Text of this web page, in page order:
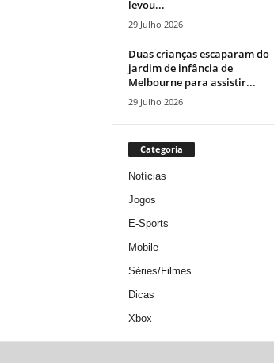
levou...
29 Julho 2026
Duas crianças escaparam do
jardim de infância de
Melbourne para assistir...
29 Julho 2026
Categoria
Notícias
Jogos
E-Sports
Mobile
Séries/Filmes
Dicas
Xbox